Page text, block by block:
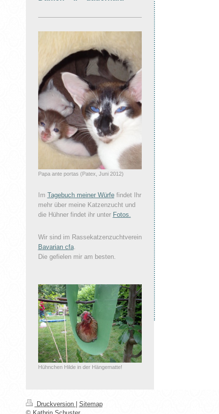
Papa ante portas (Patex, Juni 2012)
Im Tagebuch meiner Würfefindet Ihr
mehr über meine Katzenzucht und
die Hühner findet ihr unter Fotos.
Wir sind im Rassekatzenzuchtverein
Bavarian cfa.
Die gefielen mir am besten.
Hühnchen Hilde in der Hängematte!
Druckversion | Sitemap